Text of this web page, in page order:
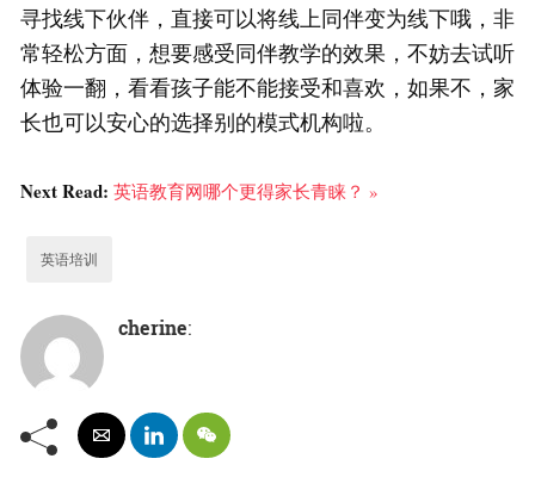
寻找线下伙伴，直接可以将线上同伴变为线下哦，非
常轻松方面，想要感受同伴教学的效果，不妨去试听
体验一翻，看看孩子能不能接受和喜欢，如果不，家
长也可以安心的选择别的模式机构啦。
Next Read: 英语教育网哪个更得家长青睐？ »
英语培训
cherine: